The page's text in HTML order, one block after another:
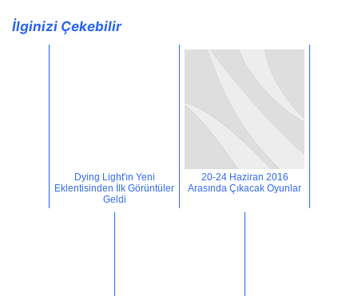
İlginizi Çekebilir
Dying Light'ın Yeni
Eklentisinden İlk Görüntüler
Geldi
20-24 Haziran 2016
Arasında Çıkacak Oyunlar